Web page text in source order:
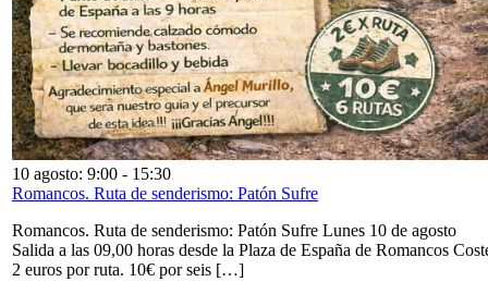
10 agosto: 9:00 - 15:30
Romancos. Ruta de senderismo: Patón Sufre
Romancos. Ruta de senderismo: Patón Sufre Lunes 10 de agosto
Salida a las 09,00 horas desde la Plaza de España de Romancos
2 euros por ruta. 10€ por seis […]